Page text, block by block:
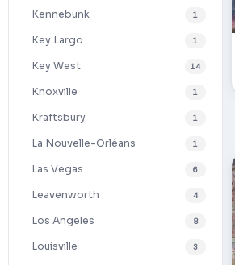
Kennebunk 1
Key Largo 1
Key West 14
Knoxville 1
Kraftsbury 1
La Nouvelle-Orléans 1
Las Vegas 6
Leavenworth 4
Los Angeles 8
Louisville 3